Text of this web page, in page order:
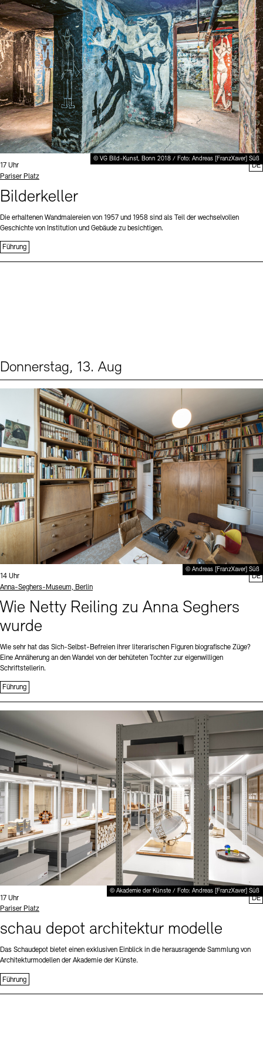
Stellenangebote Newsletter Presse
Nachhaltigkeit Kontakt
Digitale Sammlungen Exil-Archive
© VG Bild-Kunst, Bonn 2018 / Foto: Andreas [FranzXaver] Süß
Uhrzeit:
17 Uhr
Standort
Pariser Platz
Bilderkeller
Die erhaltenen Wandmalereien von 1957 und 1958 sind als Teil der wechselvollen
Geschichte von Institution und Gebäude zu besichtigen.
Führung
DE
Donnerstag, 13. Aug
© Andreas [FranzXaver] Süß
Uhrzeit:
14 Uhr
Standort
Anna-Seghers-Museum, Berlin
Wie Netty Reiling zu Anna Seghers
wurde
Wie sehr hat das Sich-Selbst-Befreien ihrer literarischen Figuren biografische Züge?
Eine Annäherung an den Wandel von der behüteten Tochter zur eigenwilligen
Schriftstellerin.
Führung
DE
© Akademie der Künste / Foto: Andreas [FranzXaver] Süß
Uhrzeit:
17 Uhr
Standort
Pariser Platz
schau depot architektur modelle
Das Schaudepot bietet einen exklusiven Einblick in die herausragende Sammlung von
Architekturmodellen der Akademie der Künste.
Führung
DE